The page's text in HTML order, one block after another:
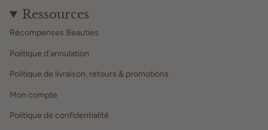
Ressources
Récompenses Beauties
Politique d'annulation
Politique de livraison, retours & promotions
Mon compte
Politique de confidentialité